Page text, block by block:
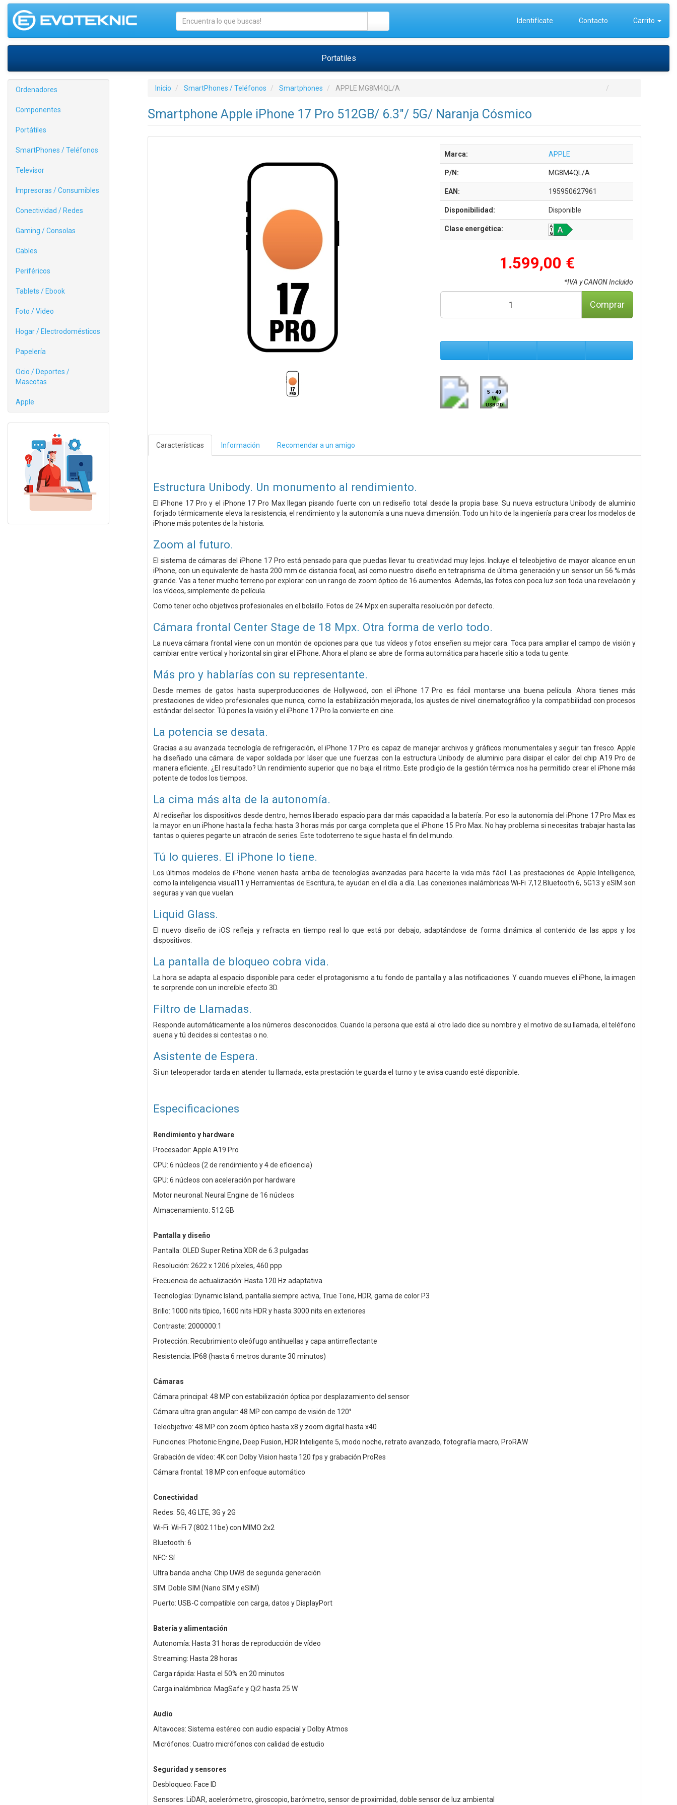
Identifícate Contacto Carrito
Portatiles
Ordenadores
Componentes
Portátiles
SmartPhones / Teléfonos
Televisor
Impresoras / Consumibles
Conectividad / Redes
Gaming / Consolas
Cables
Periféricos
Tablets / Ebook
Foto / Video
Hogar / Electrodomésticos
Papelería
Ocio / Deportes /
Mascotas
Apple
Inicio SmartPhones / Teléfonos Smartphones APPLE MG8M4QL/A
Smartphone Apple iPhone 17 Pro 512GB/ 6.3"/ 5G/ Naranja Cósmico
Marca: APPLE
P/N: MG8M4QL/A
EAN: 195950627961
Disponibilidad: Disponible
Clase energética:
1.599,00 €
*IVA y CANON Incluido
Comprar
5 - 40
W
USB PD
Características Información Recomendar a un amigo
Estructura Unibody. Un monumento al rendimiento.
El iPhone 17 Pro y el iPhone 17 Pro Max llegan pisando fuerte con un rediseño total desde la propia base. Su nueva estructura Unibody de aluminio
forjado térmicamente eleva la resistencia, el rendimiento y la autonomía a una nueva dimensión. Todo un hito de la ingeniería para crear los modelos de
iPhone más potentes de la historia.
Zoom al futuro.
El sistema de cámaras del iPhone 17 Pro está pensado para que puedas llevar tu creatividad muy lejos. Incluye el teleobjetivo de mayor alcance en un
iPhone, con un equivalente de hasta 200 mm de distancia focal, así como nuestro diseño en tetraprisma de última generación y un sensor un 56 % más
grande. Vas a tener mucho terreno por explorar con un rango de zoom óptico de 16 aumentos. Además, las fotos con poca luz son toda una revelación y
los vídeos, simplemente de película.
Como tener ocho objetivos profesionales en el bolsillo. Fotos de 24 Mpx en superalta resolución por defecto.
Cámara frontal Center Stage de 18 Mpx. Otra forma de verlo todo.
La nueva cámara frontal viene con un montón de opciones para que tus vídeos y fotos enseñen su mejor cara. Toca para ampliar el campo de visión y
cambiar entre vertical y horizontal sin girar el iPhone. Ahora el plano se abre de forma automática para hacerle sitio a toda tu gente.
Más pro y hablarías con su representante.
Desde memes de gatos hasta superproducciones de Hollywood, con el iPhone 17 Pro es fácil montarse una buena película. Ahora tienes más
prestaciones de vídeo profesionales que nunca, como la estabilización mejorada, los ajustes de nivel cinematográfico y la compatibilidad con procesos
estándar del sector. Tú pones la visión y el iPhone 17 Pro la convierte en cine.
La potencia se desata.
Gracias a su avanzada tecnología de refrigeración, el iPhone 17 Pro es capaz de manejar archivos y gráficos monumentales y seguir tan fresco. Apple
ha diseñado una cámara de vapor soldada por láser que une fuerzas con la estructura Unibody de aluminio para disipar el calor del chip A19 Pro de
manera eficiente. ¿El resultado? Un rendimiento superior que no baja el ritmo. Este prodigio de la gestión térmica nos ha permitido crear el iPhone más
potente de todos los tiempos.
La cima más alta de la autonomía.
Al rediseñar los dispositivos desde dentro, hemos liberado espacio para dar más capacidad a la batería. Por eso la autonomía del iPhone 17 Pro Max es
la mayor en un iPhone hasta la fecha: hasta 3 horas más por carga completa que el iPhone 15 Pro Max. No hay problema si necesitas trabajar hasta las
tantas o quieres pegarte un atracón de series. Este todoterreno te sigue hasta el fin del mundo.
Tú lo quieres. El iPhone lo tiene.
Los últimos modelos de iPhone vienen hasta arriba de tecnologías avanzadas para hacerte la vida más fácil. Las prestaciones de Apple Intelligence,
como la inteligencia visual11 y Herramientas de Escritura, te ayudan en el día a día. Las conexiones inalámbricas Wi‑Fi 7,12 Bluetooth 6, 5G13 y eSIM son
seguras y van que vuelan.
Liquid Glass.
El nuevo diseño de iOS refleja y refracta en tiempo real lo que está por debajo, adaptándose de forma dinámica al contenido de las apps y los
dispositivos.
La pantalla de bloqueo cobra vida.
La hora se adapta al espacio disponible para ceder el protagonismo a tu fondo de pantalla y a las notificaciones. Y cuando mueves el iPhone, la imagen
te sorprende con un increíble efecto 3D.
Filtro de Llamadas.
Responde automáticamente a los números desconocidos. Cuando la persona que está al otro lado dice su nombre y el motivo de su llamada, el teléfono
suena y tú decides si contestas o no.
Asistente de Espera.
Si un teleoperador tarda en atender tu llamada, esta prestación te guarda el turno y te avisa cuando esté disponible.
Especificaciones
Rendimiento y hardware
Procesador: Apple A19 Pro
CPU: 6 núcleos (2 de rendimiento y 4 de eficiencia)
GPU: 6 núcleos con aceleración por hardware
Motor neuronal: Neural Engine de 16 núcleos
Almacenamiento: 512 GB
Pantalla y diseño
Pantalla: OLED Super Retina XDR de 6.3 pulgadas
Resolución: 2622 x 1206 píxeles, 460 ppp
Frecuencia de actualización: Hasta 120 Hz adaptativa
Tecnologías: Dynamic Island, pantalla siempre activa, True Tone, HDR, gama de color P3
Brillo: 1000 nits típico, 1600 nits HDR y hasta 3000 nits en exteriores
Contraste: 2000000:1
Protección: Recubrimiento oleófugo antihuellas y capa antirreflectante
Resistencia: IP68 (hasta 6 metros durante 30 minutos)
Cámaras
Cámara principal: 48 MP con estabilización óptica por desplazamiento del sensor
Cámara ultra gran angular: 48 MP con campo de visión de 120°
Teleobjetivo: 48 MP con zoom óptico hasta x8 y zoom digital hasta x40
Funciones: Photonic Engine, Deep Fusion, HDR Inteligente 5, modo noche, retrato avanzado, fotografía macro, ProRAW
Grabación de vídeo: 4K con Dolby Vision hasta 120 fps y grabación ProRes
Cámara frontal: 18 MP con enfoque automático
Conectividad
Redes: 5G, 4G LTE, 3G y 2G
Wi-Fi: Wi-Fi 7 (802.11be) con MIMO 2x2
Bluetooth: 6
NFC: Sí
Ultra banda ancha: Chip UWB de segunda generación
SIM: Doble SIM (Nano SIM y eSIM)
Puerto: USB-C compatible con carga, datos y DisplayPort
Batería y alimentación
Autonomía: Hasta 31 horas de reproducción de vídeo
Streaming: Hasta 28 horas
Carga rápida: Hasta el 50% en 20 minutos
Carga inalámbrica: MagSafe y Qi2 hasta 25 W
Audio
Altavoces: Sistema estéreo con audio espacial y Dolby Atmos
Micrófonos: Cuatro micrófonos con calidad de estudio
Seguridad y sensores
Desbloqueo: Face ID
Sensores: LiDAR, acelerómetro, giroscopio, barómetro, sensor de proximidad, doble sensor de luz ambiental